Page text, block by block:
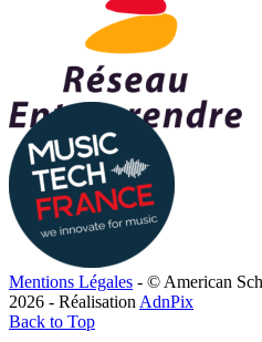
Mentions Légales - © American
2026 - Réalisation AdnPix
Back to Top